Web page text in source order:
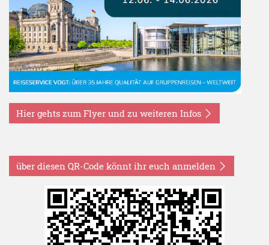
Hier gehts zum Flyer und zu weiteren Infos
über diesen QR-Code könnt ihr euch anmelden